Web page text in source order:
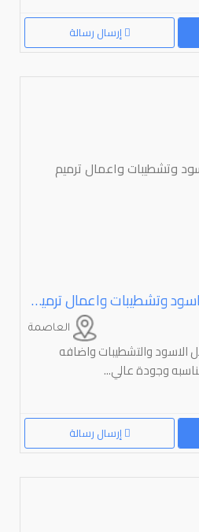
إرسال رسالة
شركة مقاولات هيكل اسود وتشطيبات واعمال ترميم وتوسعات واضافه شقق
العاصمة
الاسود والتشطيبات واضافه
وجودة عالي...
إرسال رسالة